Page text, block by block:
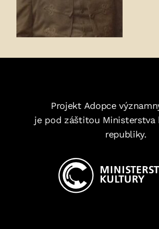
Projekt Adopce
je pod záštitou Ministerstva
republiky.